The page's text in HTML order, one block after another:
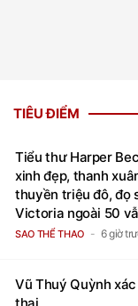
TIÊU ĐIỂM
Tiểu thư Harper
xinh đẹp, thanh
thuyền triệu đô, đọ
Victoria ngoài 50
sắc
SAO THỂ THAO 6 giờ
Vũ Thuý Quỳnh